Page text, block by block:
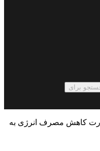
برای
کاهش مصرف انرژی به